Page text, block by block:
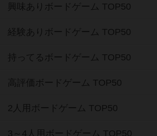
興味ありボードゲーム TOP50
経験ありボードゲーム TOP50
持ってるボードゲーム TOP50
高評価ボードゲーム TOP50
2人用ボードゲーム TOP50
3～4人用ボードゲーム TOP50